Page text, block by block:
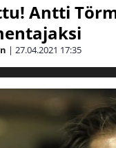
Antti
| 27.04.2021 17:35